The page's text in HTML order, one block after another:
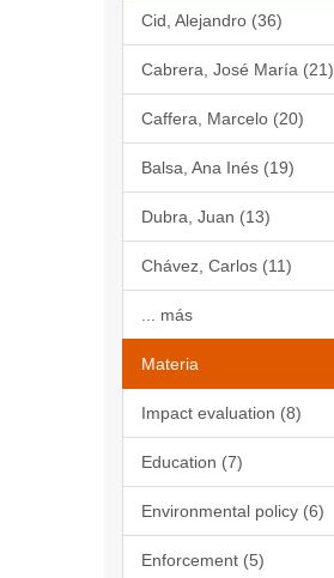
Cid, Alejandro (36)
Cabrera, José María (21)
Caffera, Marcelo (20)
Balsa, Ana Inés (19)
Dubra, Juan (13)
Chávez, Carlos (11)
... más
Materia
Impact evaluation (8)
Education (7)
Environmental policy (6)
Enforcement (5)